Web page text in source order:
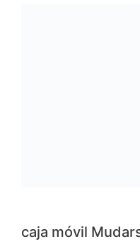
que tenga dudas